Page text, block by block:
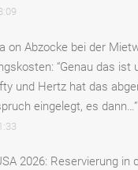
onAbzocke bei der
: “Genau das ist
und Hertz hat das
eingelegt, es dann…”
2026: Reservierung in